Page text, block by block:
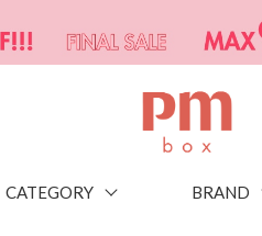
CATEGORY BRAND